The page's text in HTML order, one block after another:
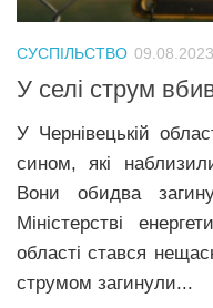
СУСПІЛЬСТВО
У селі струм
У Чернівецькій
сином, які
Вони обидва
Міністерстві
області стався
струмом загинули...